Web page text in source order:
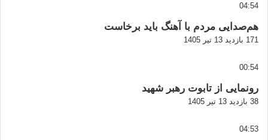
04:54
هم‌صدایی مردم با آهنگ باید برخاست
171 بازدید 13 تیر 1405
00:54
رونمایی از تابوت رهبر شهید
38 بازدید 13 تیر 1405
04:53